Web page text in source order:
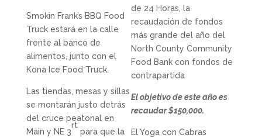
Smokin Frank’s BBQ Food
Truck estará en la calle
frente al banco de
alimentos, junto con el
Kona Ice Food Truck.
Las tiendas, mesas y sillas
se montarán justo detrás
del cruce peatonal en
Main y NE 3
rt
para que la
de 24 Horas, la
recaudación de fondos
más grande del año del
North County Community
Food Bank con fondos de
contrapartida
El objetivo de este año es
recaudar $150,000.
El Yoga con Cabras